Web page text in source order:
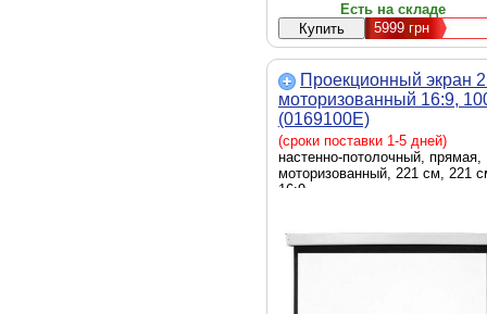
Есть на складе
5999 грн
Проекционный экран
моторизованный 16:9,
(0169100E)
(сроки поставки 1-5 дней)
настенно-потолочный, прямая,
моторизованный, 221 см, 221
16:9